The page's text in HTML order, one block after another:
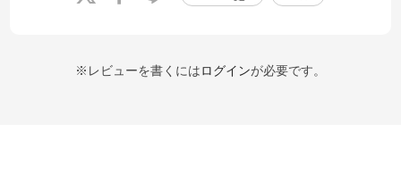
※レビューを書くにはログインが必要です。